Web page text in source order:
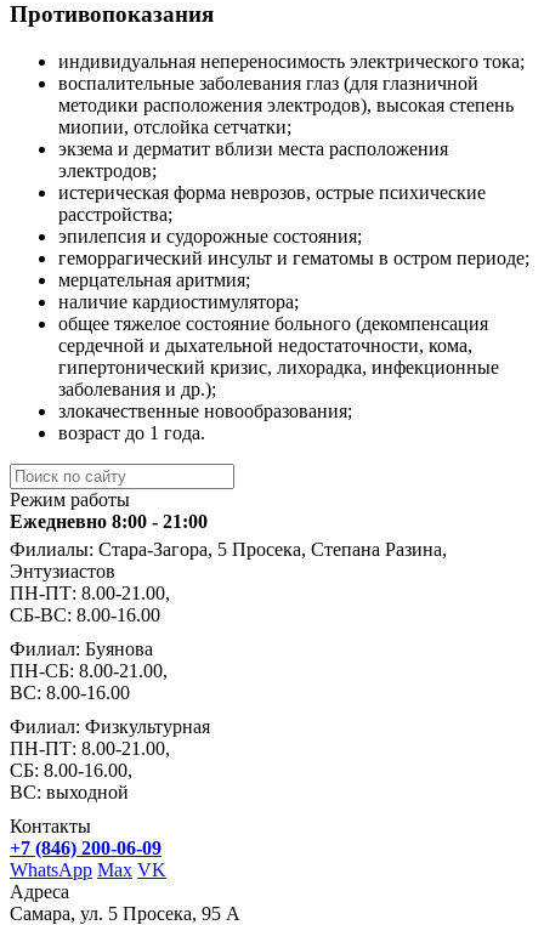
Противопоказания
индивидуальная непереносимость электрического тока;
воспалительные заболевания глаз (для глазничной
методики расположения электродов), высокая степень
миопии, отслойка сетчатки;
экзема и дерматит вблизи места расположения
электродов;
истерическая форма неврозов, острые психические
расстройства;
эпилепсия и судорожные состояния;
геморрагический инсульт и гематомы в остром периоде;
мерцательная аритмия;
наличие кардиостимулятора;
общее тяжелое состояние больного (декомпенсация
сердечной и дыхательной недостаточности, кома,
гипертонический кризис, лихорадка, инфекционные
заболевания и др.);
злокачественные новообразования;
возраст до 1 года.
Режим работы
Ежедневно 8:00 - 21:00
Филиалы: Стара-Загора, 5 Просека, Степана Разина,
Энтузиастов
ПН-ПТ: 8.00-21.00,
СБ-ВС: 8.00-16.00
Филиал: Буянова
ПН-СБ: 8.00-21.00,
ВС: 8.00-16.00
Филиал: Физкультурная
ПН-ПТ: 8.00-21.00,
СБ: 8.00-16.00,
ВС: выходной
Контакты
+7 (846) 200-06-09
WhatsApp Max VK
Адреса
Самара, ул. 5 Просека, 95 А